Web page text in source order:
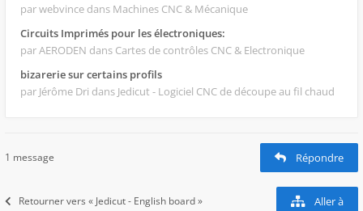
par webvince dans Machines CNC & Mécanique
Circuits Imprimés pour les électroniques:
par AERODEN dans Cartes de contrôles CNC & Electronique
bizarerie sur certains profils
par Jérôme Dri dans Jedicut - Logiciel CNC de découpe au fil chaud
1 message Répondre
Retourner vers « Jedicut - English board » Aller à